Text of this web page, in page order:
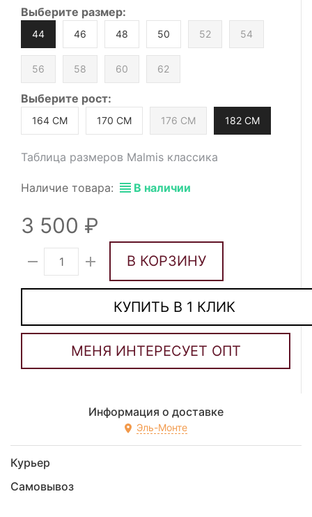
Выберите размер:
44 46 48 50 52 54
56 58 60 62
Выберите рост:
164 СМ 170 СМ 176 СМ 182 СМ
Таблица размеров Malmis классика
Наличие товара: В наличии
3 500
В КОРЗИНУ
КУПИТЬ В 1 КЛИК
Информация о доставке
Эль-Монте
Курьер
Самовывоз